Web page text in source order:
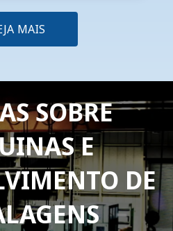
MAIS
SOBRE
E
DE